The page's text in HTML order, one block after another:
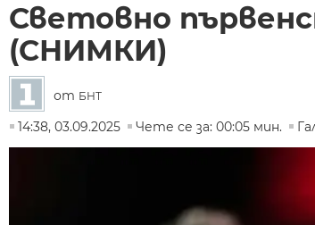
Световно
(СНИМКИ)
от БНТ
14:38, 03.09.2025
Чете се за: 00:05 мин.